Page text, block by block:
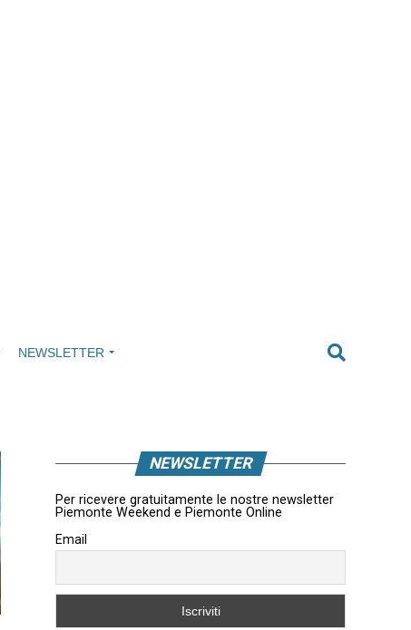
NEWSLETTER
NEWSLETTER
Per ricevere gratuitamente le nostre newsletter
Piemonte Weekend e Piemonte Online
Email